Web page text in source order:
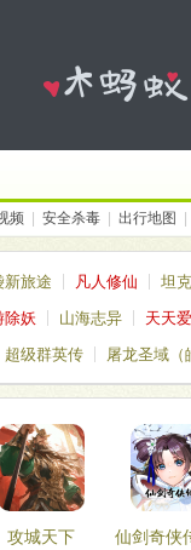
频 安全杀毒 出行地图
新旅途 凡人修仙
坦
除妖 山海志异
天天
超级群英传
屠龙圣域（
攻城天下
仙剑奇侠